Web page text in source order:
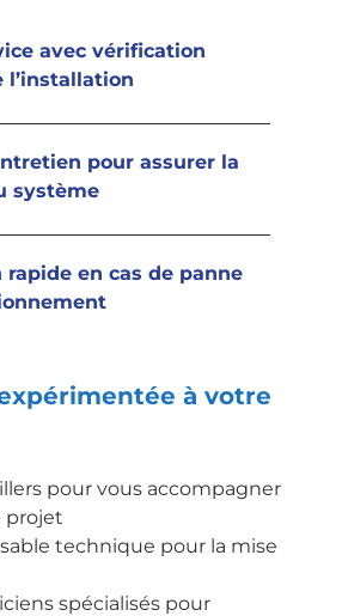
avec vérification
l’installation
pour assurer la
système
en cas de panne
à votre
pour vous accompagner
projet
technique pour la mise
spécialisés pour